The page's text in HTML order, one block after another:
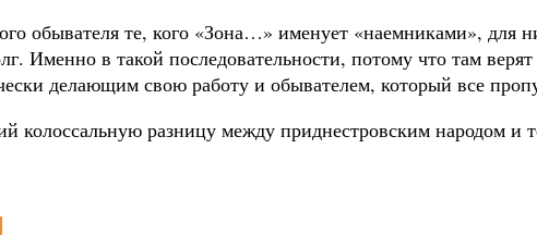
обывателя те, кого «Зона…» именует «наемниками», для
Именно в такой последовательности, потому что там
делающим свою работу и обывателем, который все
разницу между приднестровским народом и